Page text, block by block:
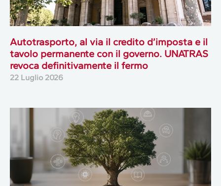
Autotrasporto, al via il credito d’imposta e il
tavolo permanente con il governo. UNATRAS
revoca definitivamente il fermo
22 Luglio 2026